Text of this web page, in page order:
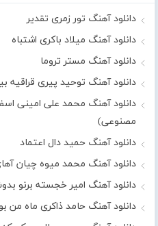
دانلود آهنگ تور زمری تقدیر
دانلود آهنگ میلاد باکری اشتباه
دانلود آهنگ مستر تروما
دانلود آهنگ توحید پیری
دانلود آهنگ محمد علی امینی
مصنوعی)
دانلود آهنگ حمید دال اعتماد
دانلود آهنگ محمد میوه چیان
دانلود آهنگ امیر خجسته برنو
دانلود آهنگ حامد ذاکری ماه من